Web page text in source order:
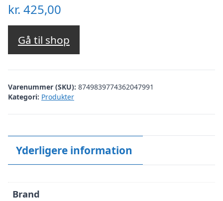
kr. 425,00
Gå til shop
Varenummer (SKU): 8749839774362047991
Kategori: Produkter
Yderligere information
Brand